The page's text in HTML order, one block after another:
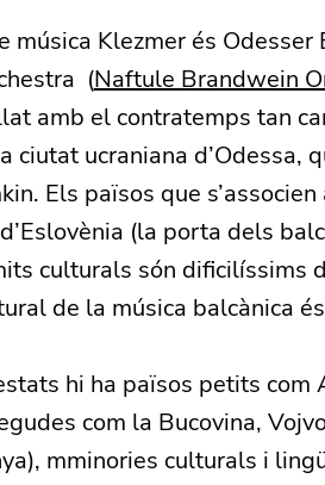
música Klezmer és
(Naftule Brandwein
amb el contratemps tan
ciutat ucraniana d’Odessa,
Els països que
(la porta dels
culturals són dificilíssims
de la música balcànica
hi ha països petits com
com la Bucovina,
mminories culturals i